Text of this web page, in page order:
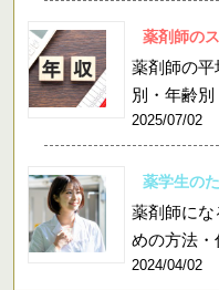
薬剤師の
薬剤師の
別・年齢
2025/07/02
薬学生の
薬剤師にな
めの方法・
2024/04/02